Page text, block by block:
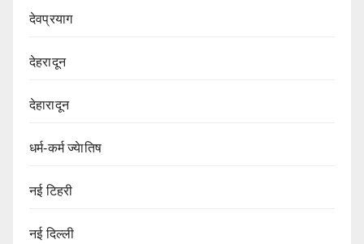
देवप्रयाग
देहरादून
देहारादून
धर्म-कर्म ज्येातिष
नई टिहरी
नई दिल्ली